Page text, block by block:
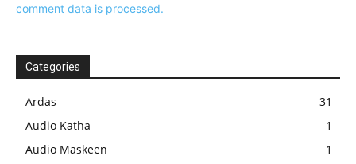
comment data is processed.
Categories
Ardas
31
Audio Katha
1
Audio Maskeen
1